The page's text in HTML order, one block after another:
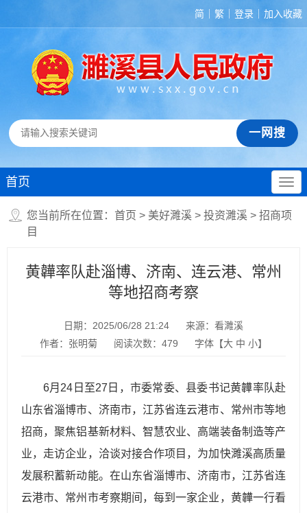
简 繁 登录 加入收藏
首页
您当前所在位置： 首页 > 美好濉溪 > 投资濉溪 > 招商项
目
黄韡率队赴淄博、济南、连云港、常州
等地招商考察
日期：2025/06/28 21:24
来源：看濉溪
作者：张明菊
阅读次数： 479 字体【大 中 小】
6月24日至27日，市委常委、县委书记黄韡率队赴
山东省淄博市、济南市，江苏省连云港市、常州市等地
招商，聚焦铝基新材料、智慧农业、高端装备制造等产
业，走访企业，洽谈对接合作项目，为加快濉溪高质量
发展积蓄新动能。在山东省淄博市、济南市，江苏省连
云港市、常州市考察期间，每到一家企业，黄韡一行看